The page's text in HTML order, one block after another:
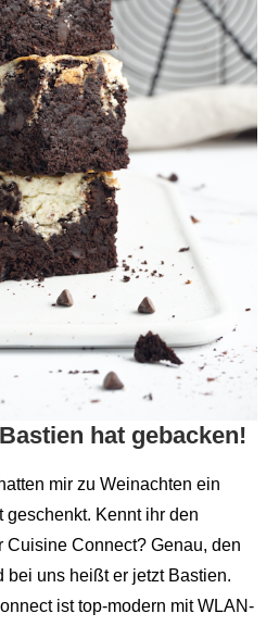
hat gebacken!
mir zu Weinachten ein
Kennt ihr den
Cuisine Connect? Genau, den
bei uns heißt er jetzt Bastien.
ist top-modern mit WLAN-